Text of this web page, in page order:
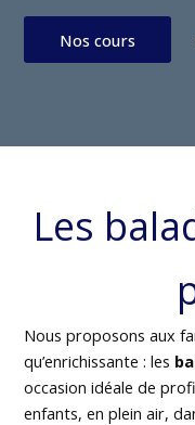
Nos cours
Les
Nous proposons aux
qu’enrichissante : les
occasion idéale de
enfants, en plein air,